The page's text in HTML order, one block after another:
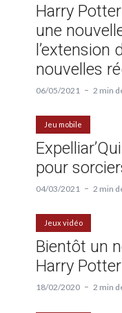
Harry
une
l’extension
nouvelles
06/05/2021 2 min
Jeu mobile
pour
04/03/2021 2 min
Jeux vidéo
Bientôt un
Harry
18/02/2020 2 min